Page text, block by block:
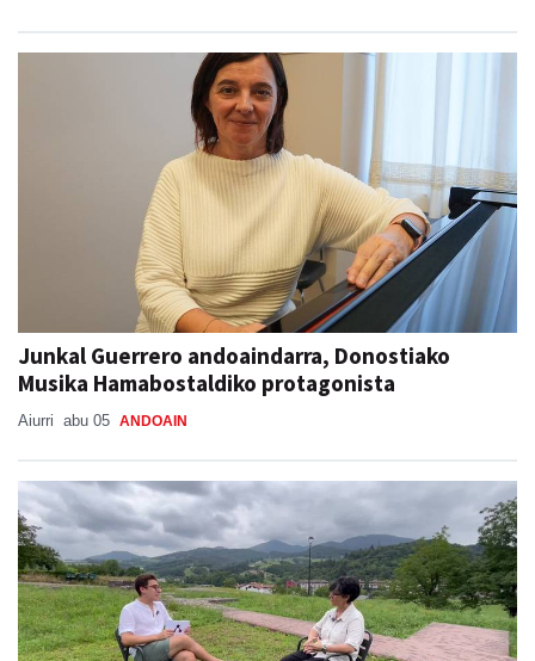
Junkal Guerrero andoaindarra, Donostiako
Musika Hamabostaldiko protagonista
Aiurri abu 05 ANDOAIN